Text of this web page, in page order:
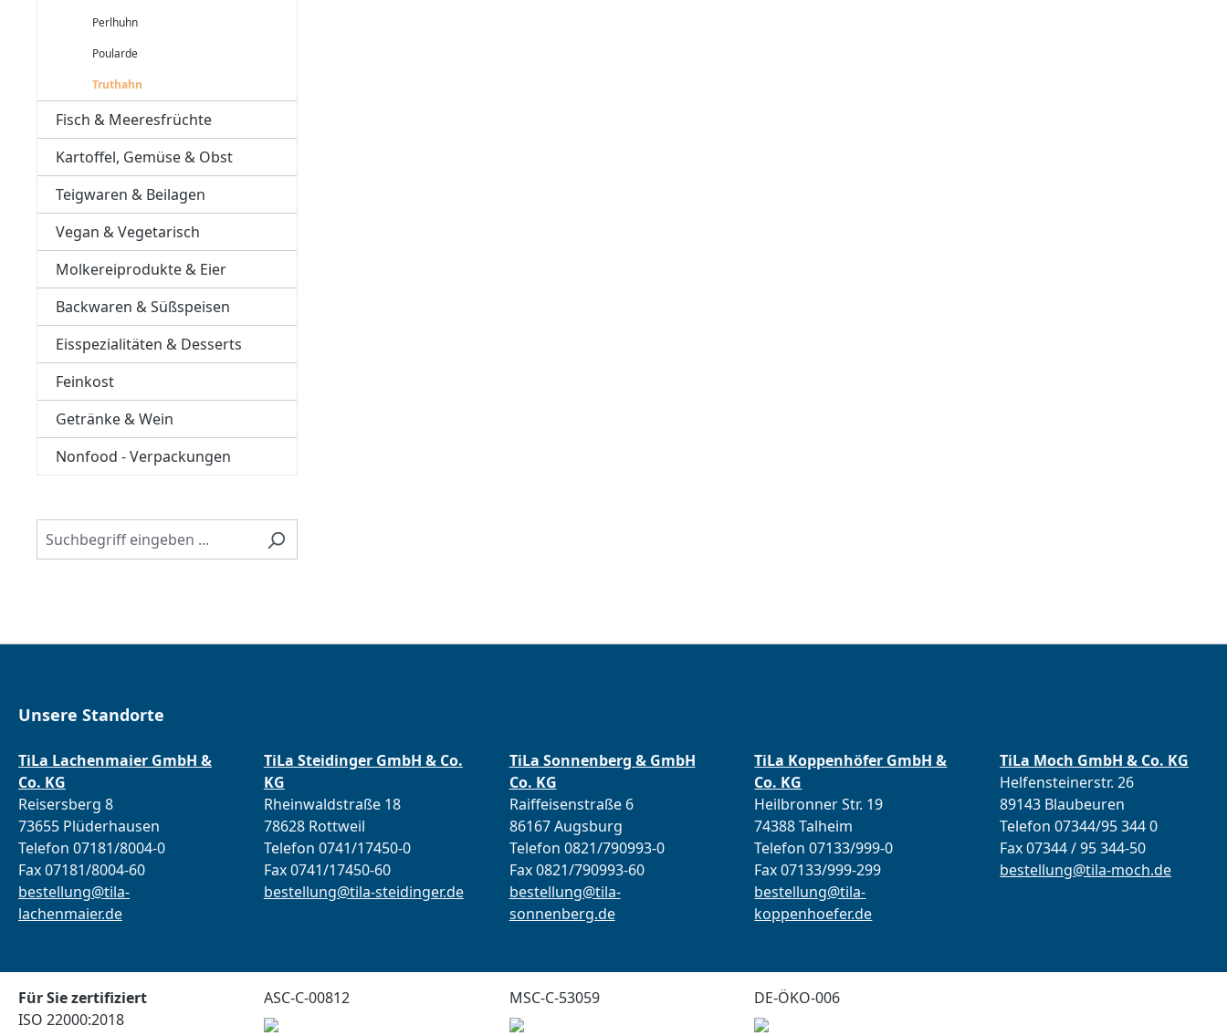
Perlhuhn
Poularde
Truthahn
Fisch & Meeresfrüchte
Kartoffel, Gemüse & Obst
Teigwaren & Beilagen
Vegan & Vegetarisch
Molkereiprodukte & Eier
Backwaren & Süßspeisen
Eisspezialitäten & Desserts
Feinkost
Getränke & Wein
Nonfood - Verpackungen
Unsere Standorte
TiLa Lachenmaier GmbH &
Co. KG
Reisersberg 8
73655 Plüderhausen
Telefon 07181/8004-0
Fax 07181/8004-60
bestellung@tila-
lachenmaier.de
TiLa Steidinger GmbH & Co.
KG
Rheinwaldstraße 18
78628 Rottweil
Telefon 0741/17450-0
Fax 0741/17450-60
bestellung@tila-steidinger.de
TiLa Sonnenberg & GmbH
Co. KG
Raiffeisenstraße 6
86167 Augsburg
Telefon 0821/790993-0
Fax 0821/790993-60
bestellung@tila-
sonnenberg.de
TiLa Koppenhöfer GmbH &
Co. KG
Heilbronner Str. 19
74388 Talheim
Telefon 07133/999-0
Fax 07133/999-299
bestellung@tila-
koppenhoefer.de
TiLa Moch GmbH & Co. KG
Helfensteinerstr. 26
89143 Blaubeuren
Telefon 07344/95 344 0
Fax 07344 / 95 344-50
bestellung@tila-moch.de
Für Sie zertifiziert
ISO 22000:2018
ASC-C-00812 MSC-C-53059 DE-ÖKO-006